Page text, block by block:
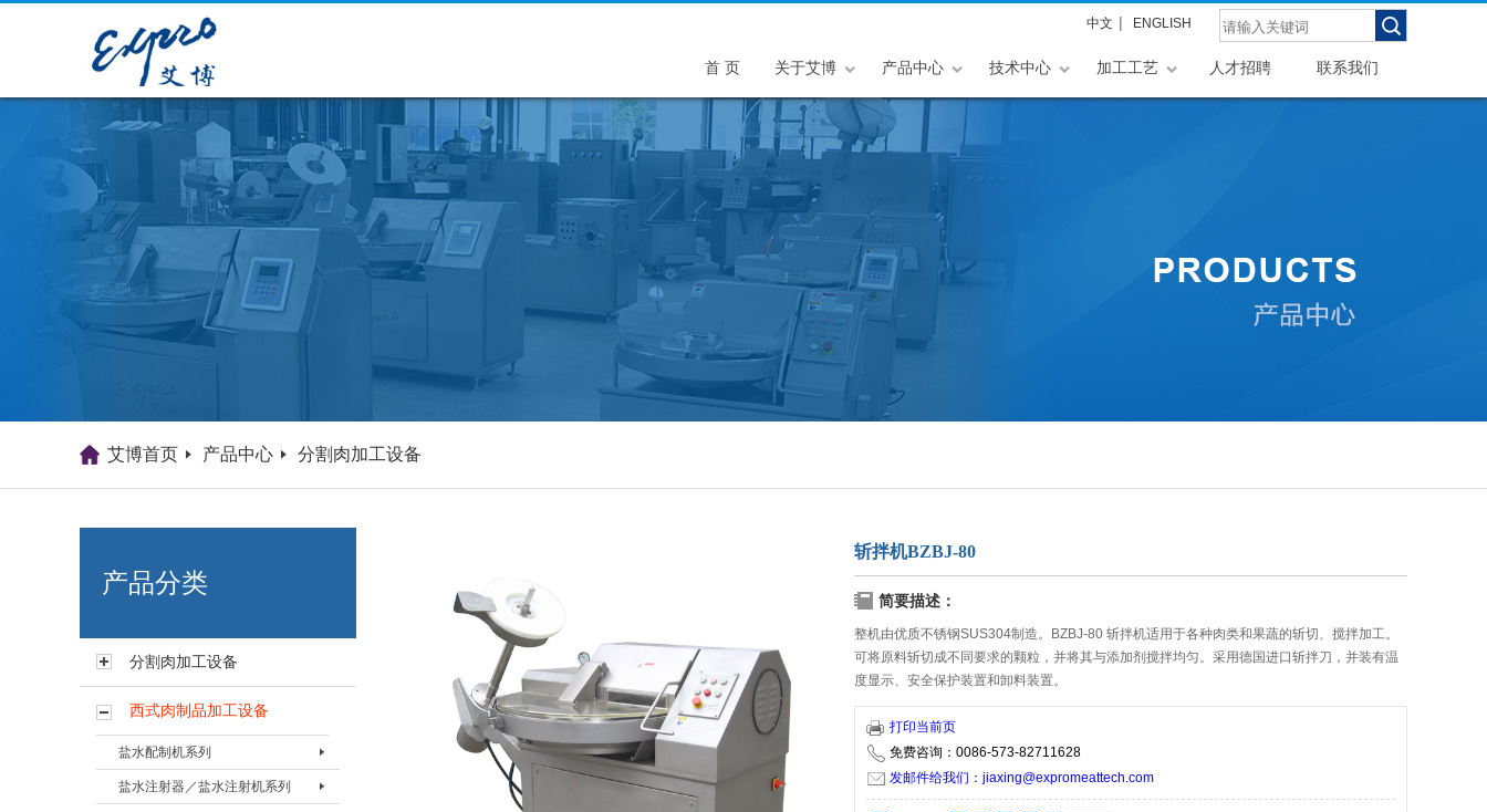
艾博肉类科技（浙江）有限
中文 | ENGLISH
联系我们
人才招聘
加工工艺
技术中心
产品中心
关于艾博
首 页
艾博首页 产品中心 分割肉加工设备
产品分类
分割肉加工设备
西式肉制品加工设备
盐水配制机系列
盐水配置机BPZJ-80
盐水注射器／盐水注射机系列
斩拌机BZBJ-80
简要描述：
整机由优质不锈钢SUS304制造。BZBJ-80 斩拌机适用于各种肉类和果蔬的斩切、搅拌加工。
可将原料斩切成不同要求的颗粒，并将其与添加剂搅拌均匀。采用德国进口斩拌刀，并装有温
度显示、安全保护装置和卸料装置。
打印当前页
免费咨询：0086-573-82711628
发邮件给我们：jiaxing@expromeattech.com